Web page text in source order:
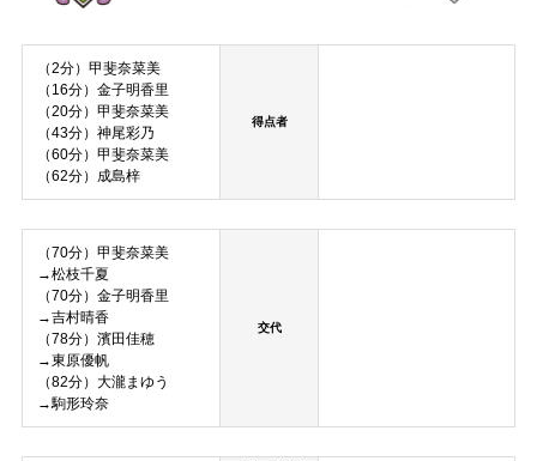
（2分）甲斐奈菜美
（16分）金子明香里
（20分）甲斐奈菜美
（43分）神尾彩乃
（60分）甲斐奈菜美
（62分）成島梓
得点者
（70分）甲斐奈菜美
→松枝千夏
（70分）金子明香里
→吉村晴香
（78分）濱田佳穂
→東原優帆
（82分）大瀧まゆう
→駒形玲奈
交代